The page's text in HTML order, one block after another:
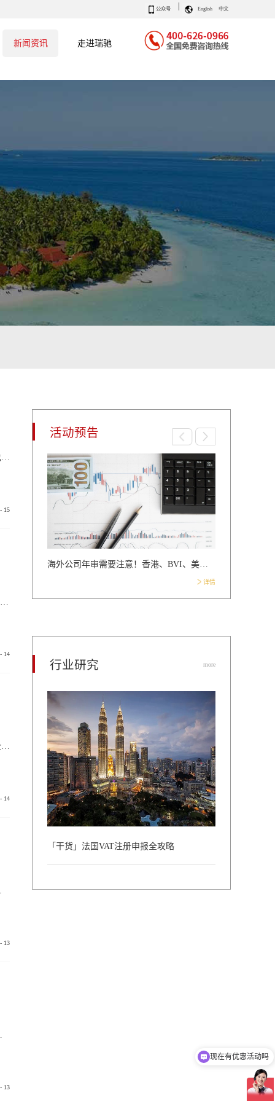
公众号 English 中文
新闻资讯 走进瑞驰
注册印尼公司的优势近年来印度尼西亚的经济稳步发展，特别在旅游行业的带动下，也是东南亚不可小觑的经济体。要在印尼进行投资就必须要注册印尼公司，那么如何注册印尼公司呢？印尼注册公司有什么好处吗？在印尼注册公司的主要优势体现在税收优惠上：1、在印尼注册有限公司和合作社形式的新投资或扩充投资获所得税优惠。所得税优惠包括：（1）30%于投资总值之营业净利可在6年之内付清，即是每年支付5%。（2）加速偿还和折...
- 15
相信大家对公募基金都很熟悉，因为在支付宝、各家网上银行等金融APP中都会有所涉及，但私募基金究竟是什么？它是如何发展的？私募和公募究竟有什么样的本质区别？今天我就跟大家好好聊一聊。一、私募的发展历史每个事物的发展，都有其特定的历史背景，私募也不例外。在改革开发之后，我国金融市场发展日新月异，起初证券公司利用部门优势，吸收当时先富起来的一部分人的资金，专门用来打新股，实现低风险高收益，这是私募发展的...
- 14
关于境外投资备案申请，想在国外开展业务的老板肯定了解过。简单来说，就是国内企业投资中国大陆以外的公司，包括港澳台以及其他国家和地区，新设立企业或并购企业股权，这都属于境外投资，所以都要依法遵守《企业境外投资管理办法》的规定。2017年以来我国对外投资的方针根据“一带一路”共‌‌同建设和国际产能合作的政策，国家坚持企业主体、市场原则、政府引导，坚持实施以备案制为主的对外投资管理方式，把推进对外投资便...
- 14
向所投资企业提供代理、培训、协助寻求贷款及担保...
- 13
简称'CIMA'）注册，其运营、投资和风险的信息披...
- 13
活动预告
海外公司年审需要注意！香港、BVI、美国、新加坡年审有何不同？
详情
行业研究 more
「干货」法国VAT注册申报全攻略
现在有优惠活动吗